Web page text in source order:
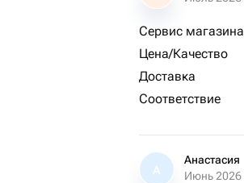
Сервис магазина
Цена/Качество
Доставка
Соответствие
А
Анастасия
Июнь 2026